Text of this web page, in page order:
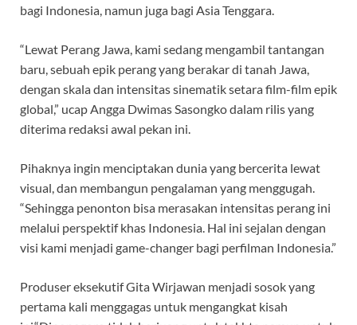
bagi Indonesia, namun juga bagi Asia Tenggara.
“Lewat Perang Jawa, kami sedang mengambil tantangan
baru, sebuah epik perang yang berakar di tanah Jawa,
dengan skala dan intensitas sinematik setara film-film epik
global,” ucap Angga Dwimas Sasongko dalam rilis yang
diterima redaksi awal pekan ini.
Pihaknya ingin menciptakan dunia yang bercerita lewat
visual, dan membangun pengalaman yang menggugah.
“Sehingga penonton bisa merasakan intensitas perang ini
melalui perspektif khas Indonesia. Hal ini sejalan dengan
visi kami menjadi game-changer bagi perfilman Indonesia.”
Produser eksekutif Gita Wirjawan menjadi sosok yang
pertama kali menggagas untuk mengangkat kisah